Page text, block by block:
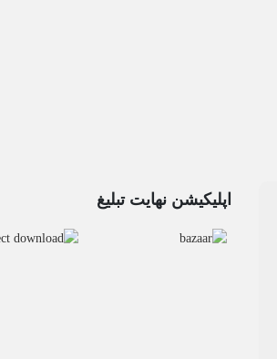
اپلیکیشن نهایت تبلیغ